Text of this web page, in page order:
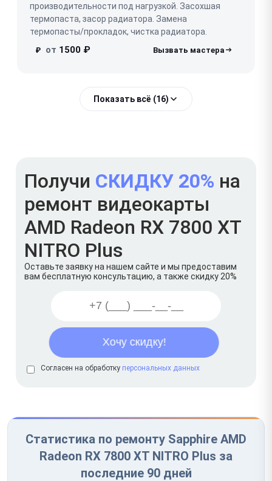
производительности под нагрузкой. Засохшая
термопаста, засор радиатора. Замена
термопасты/прокладок, чистка радиатора.
₽ от 1500 ₽
Показать всё (16)
Получи СКИДКУ 20% на
ремонт видеокарты
AMD Radeon RX 7800 XT
NITRO Plus
Оставьте заявку на нашем сайте и мы предоставим
вам бесплатную консультацию, а также скидку 20%
Согласен на обработку персональных данных
Статистика по ремонту Sapphire AMD
Radeon RX 7800 XT NITRO Plus за
последние 90 дней